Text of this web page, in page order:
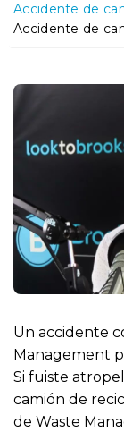
o
Accidente de
Accidente de
Un accidente
Management
Si fuiste
camión de
de Waste